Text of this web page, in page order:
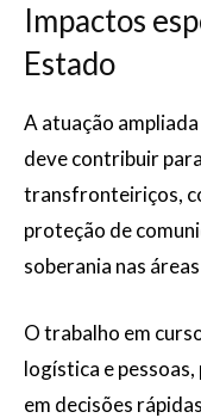
Impactos
Estado
A atuação
deve contribuir
transfronteiriços,
proteção de
soberania nas
O trabalho em
logística e
em decisões